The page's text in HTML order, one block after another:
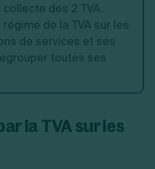
des 2 TVA.
de la TVA sur les
de services et ses
toutes ses
la TVA sur les